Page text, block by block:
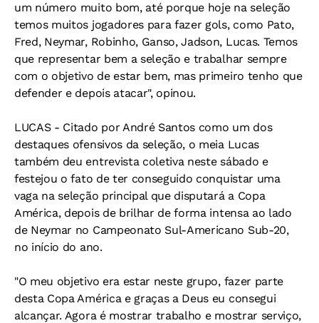
um número muito bom, até porque hoje na seleção
temos muitos jogadores para fazer gols, como Pato,
Fred, Neymar, Robinho, Ganso, Jadson, Lucas. Temos
que representar bem a seleção e trabalhar sempre
com o objetivo de estar bem, mas primeiro tenho que
defender e depois atacar", opinou.
LUCAS - Citado por André Santos como um dos
destaques ofensivos da seleção, o meia Lucas
também deu entrevista coletiva neste sábado e
festejou o fato de ter conseguido conquistar uma
vaga na seleção principal que disputará a Copa
América, depois de brilhar de forma intensa ao lado
de Neymar no Campeonato Sul-Americano Sub-20,
no início do ano.
"O meu objetivo era estar neste grupo, fazer parte
desta Copa América e graças a Deus eu consegui
alcançar. Agora é mostrar trabalho e mostrar serviço,